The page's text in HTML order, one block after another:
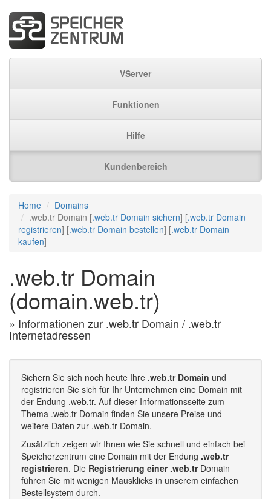
VServer
Funktionen
Hilfe
Kundenbereich
Home
Domains
.web.tr Domain [.web.tr Domain sichern] [.web.tr Domain
registrieren] [.web.tr Domain bestellen] [.web.tr Domain
kaufen]
.web.tr Domain
(domain.web.tr)
» Informationen zur .web.tr Domain / .web.tr
Internetadressen
Sichern Sie sich noch heute Ihre .web.tr Domain und
registrieren Sie sich für Ihr Unternehmen eine Domain mit
der Endung .web.tr. Auf dieser Informationsseite zum
Thema .web.tr Domain finden Sie unsere Preise und
weitere Daten zur .web.tr Domain.
Zusätzlich zeigen wir Ihnen wie Sie schnell und einfach bei
Speicherzentrum eine Domain mit der Endung .web.tr
registrieren. Die Registrierung einer .web.trDomain
führen Sie mit wenigen Mausklicks in unserem einfachen
Bestellsystem durch.